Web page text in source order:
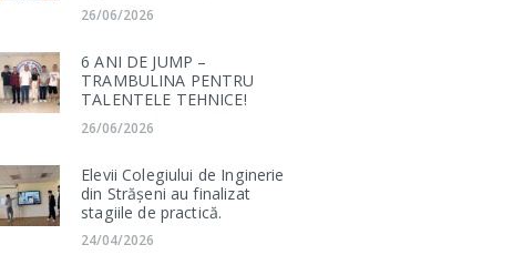
26/06/2026
6 ANI DE JUMP –
TRAMBULINA PENTRU
TALENTELE TEHNICE!
26/06/2026
Elevii Colegiului de Inginerie
din Strășeni au finalizat
stagiile de practică.
24/04/2026